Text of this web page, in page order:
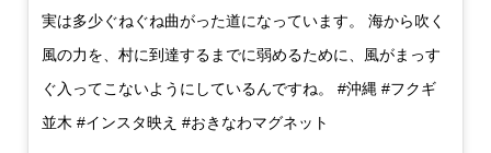
実は多少ぐねぐね曲がった道になっています。 海から吹く
風の力を、村に到達するまでに弱めるために、風がまっす
ぐ入ってこないようにしているんですね。 #沖縄 #フクギ
並木 #インスタ映え #おきなわマグネット